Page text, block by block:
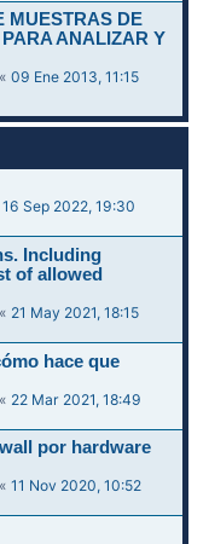
MUESTRAS DE
ANALIZAR Y
«09 Ene 2013, 11:15
16 Sep 2022, 19:30
Including
of allowed
« 21 May 2021, 18:15
hace que
« 22 Mar 2021, 18:49
por hardware
«11 Nov 2020, 10:52